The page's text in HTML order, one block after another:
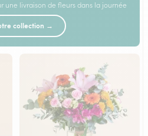
une livraison de fleurs dans la journée
collection →